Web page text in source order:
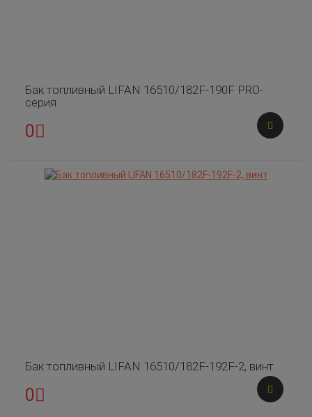
Бак топливный LIFAN 16510/182F-190F PRO-
серия
0
Бак топливный LIFAN 16510/182F-192F-2, винт
0